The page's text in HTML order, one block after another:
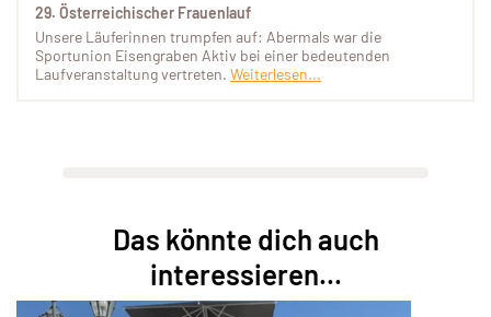
29. Österreichischer Frauenlauf
Unsere Läuferinnen trumpfen auf: Abermals war die
Sportunion Eisengraben Aktiv bei einer bedeutenden
Laufveranstaltung vertreten. Weiterlesen...
Das könnte dich auch
interessieren...